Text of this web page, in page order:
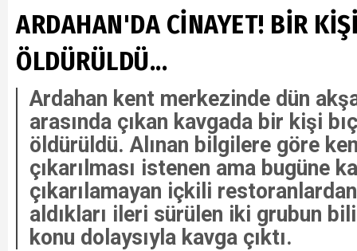
ARDAHAN'DA CİNAYET! BİR
ÖLDÜRÜLDÜ...
Ardahan kent merkezinde dün
arasında çıkan kavgada bir kişi
öldürüldü. Alınan bilgilere göre
çıkarılması istenen ama bugüne
çıkarılamayan içkili
aldıkları ileri sürülen iki grubun
konu dolaysıyla kavga çıktı.